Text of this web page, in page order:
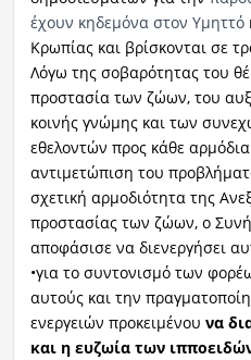
έχουν κηδεμόνα στον Υμηττό
Κρωπίας και βρίσκονται σε
Λόγω της σοβαρότητας του
προστασία των ζώων, του
κοινής γνώμης και των
εθελοντών προς κάθε
αντιμετώπιση του
σχετική αρμοδιότητα της
προστασίας των ζώων, ο
αποφάσισε να διενεργήσει
•για το συντονισμό των
αυτούς και την
ενεργειών προκειμένου να
και η ευζωία των